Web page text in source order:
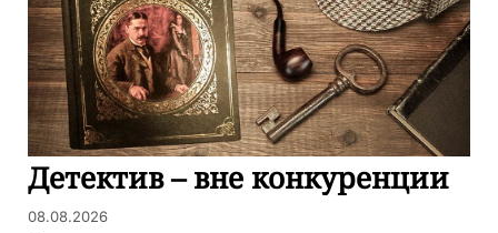
Детектив – вне конкуренции
08.08.2026